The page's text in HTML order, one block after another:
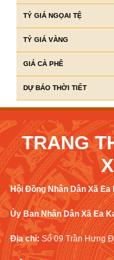
TỶ GIÁ NGỌAI TỆ
TỶ GIÁ VÀNG
GIÁ CÀ PHÊ
DỰ BÁO THỜI TIẾT
TRANG
Hội Đồng Nhân Dân Xã Ea
Ủy Ban Nhân Dân Xã Ea
Địa chỉ: Số 09 Trần Hưng